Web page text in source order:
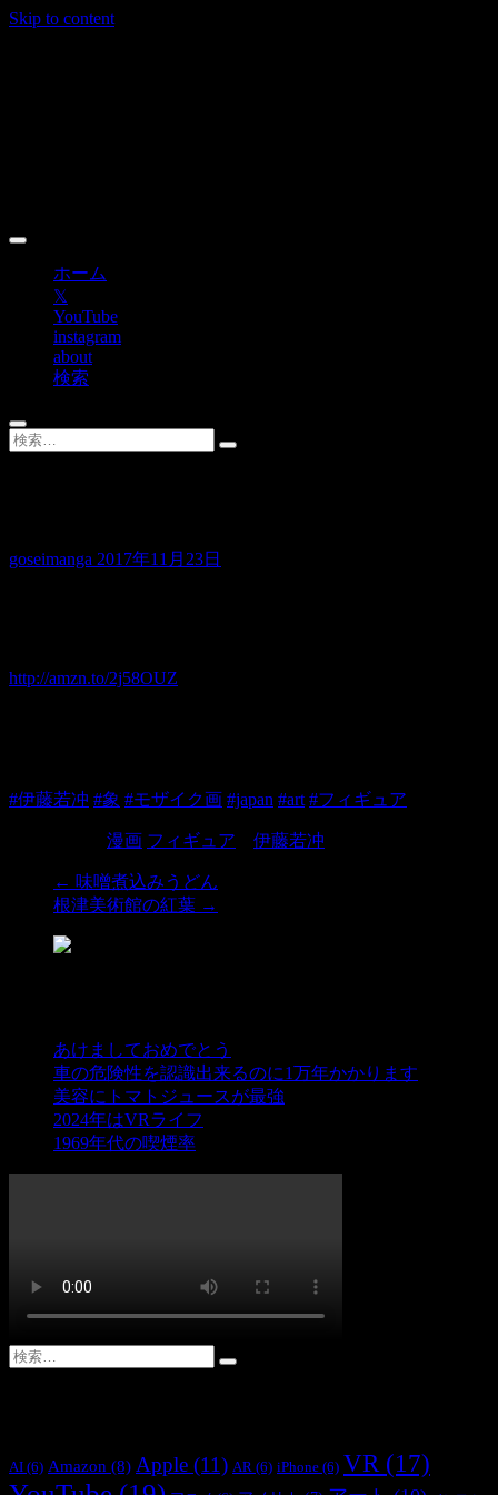
Skip to content
ホーム
𝕏
YouTube
instagram
about
検索
goseimanga 2017年11月23日
http://amzn.to/2j58OUZ
#伊藤若冲 #象 #モザイク画 #japan #art #フィギュア
漫画 フィギュア 伊藤若冲
← 味噌煮込みうどん
根津美術館の紅葉 →
あけましておめでとう
車の危険性を認識出来るのに1万年かかります
美容にトマトジュースが最強
2024年はVRライフ
1969年代の喫煙率
AI (6) Amazon (8) Apple (11) AR (6) iPhone (6) VR (17)